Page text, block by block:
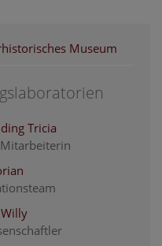
Museum
Tricia